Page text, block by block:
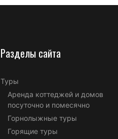
Разделы сайта
Туры
Аренда коттеджей и домов
посуточно и помесячно
Горнолыжные туры
Горящие туры